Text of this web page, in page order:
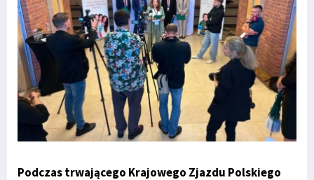
Podczas trwającego Krajowego Zjazdu Polskiego